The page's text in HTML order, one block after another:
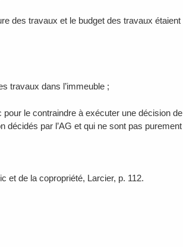
des travaux et le budget des travaux étaient
travaux dans l’immeuble ;
le contraindre à exécuter une décision de
décidés par l’AG et qui ne sont pas purement
et de la copropriété, Larcier, p. 112.